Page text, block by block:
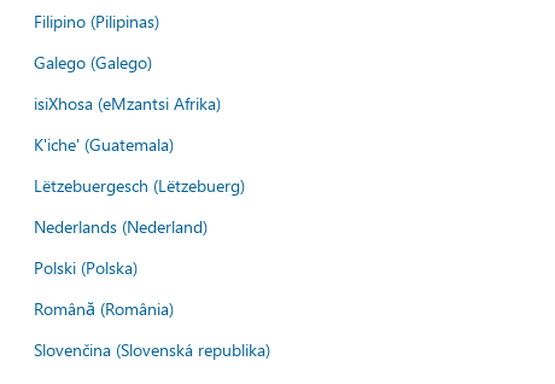
Filipino (Pilipinas)
Galego (Galego)
isiXhosa (eMzantsi Afrika)
K'iche' (Guatemala)
Lëtzebuergesch (Lëtzebuerg)
Nederlands (Nederland)
Polski (Polska)
Română (România)
Slovenčina (Slovenská republika)